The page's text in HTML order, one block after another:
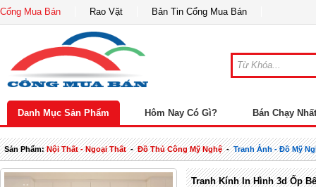
Cổng Mua Bán Rao Vặt Bản Tin Cổng Mua Bán
Danh Mục Sản Phẩm Hôm Nay Có Gì? Bán Chạy Nhất
Sản Phẩm:Nội Thất - Ngoại Thất-Đồ Thủ Công Mỹ Nghệ-Tranh Ảnh - Đồ Mỹ
Tranh Kính In Hình 3d Ốp